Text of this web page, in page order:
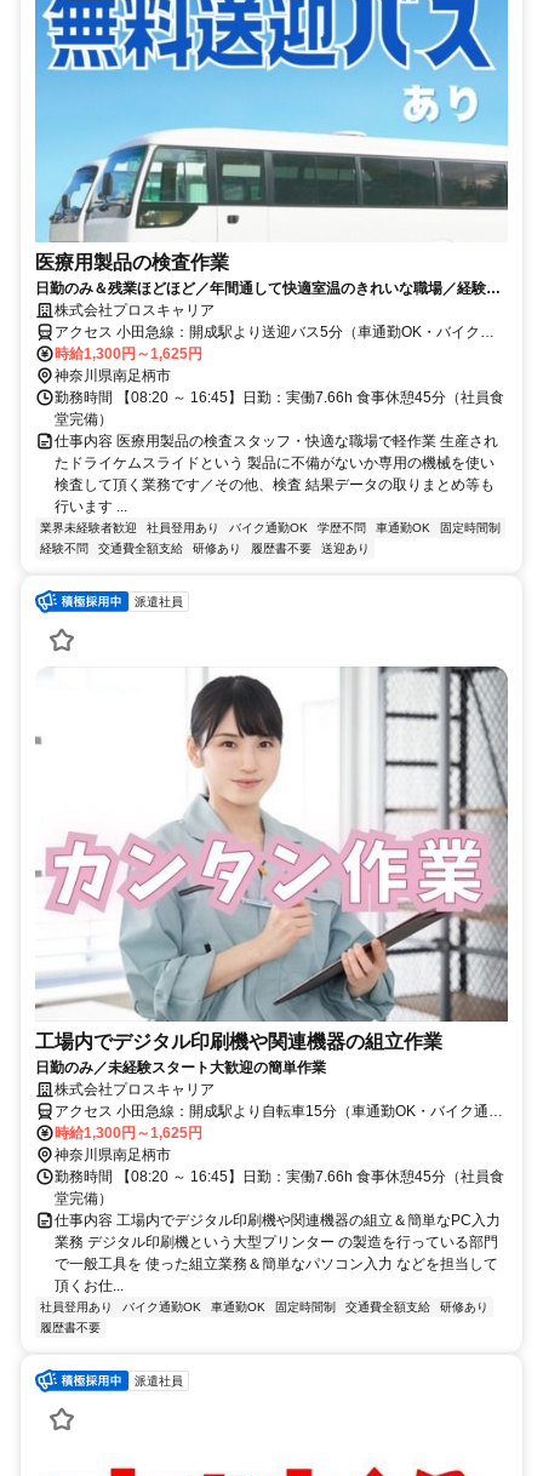
医療用製品の検査作業
日勤のみ＆残業ほどほど／年間通して快適室温のきれいな職場／経験不
問＆昇給あり
株式会社プロスキャリア
アクセス 小田急線：開成駅より送迎バス5分（車通勤OK・バイク通
勤OK！）
時給1,300円～1,625円
神奈川県南足柄市
勤務時間 【08:20 ～ 16:45】日勤：実働7.66h 食事休憩45分（社員食
堂完備）
仕事内容 医療用製品の検査スタッフ・快適な職場で軽作業 生産され
たドライケムスライドという 製品に不備がないか専用の機械を使い
検査して頂く業務です／その他、検査 結果データの取りまとめ等も
行います ...
業界未経験者歓迎 社員登用あり バイク通勤OK 学歴不問 車通勤OK
固定時間制
経験不問
交通費全額支給 研修あり 履歴書不要 送迎あり
派遣社員
工場内でデジタル印刷機や関連機器の組立作業
日勤のみ／未経験スタート大歓迎の簡単作業
株式会社プロスキャリア
アクセス 小田急線：開成駅より自転車15分（車通勤OK・バイク通勤
OK！）
時給1,300円～1,625円
神奈川県南足柄市
勤務時間 【08:20 ～ 16:45】日勤：実働7.66h 食事休憩45分（社員食
堂完備）
仕事内容 工場内でデジタル印刷機や関連機器の組立＆簡単なPC入力
業務 デジタル印刷機という大型プリンター の製造を行っている部門
で一般工具を 使った組立業務＆簡単なパソコン入力 などを担当して
頂くお仕...
社員登用あり バイク通勤OK 車通勤OK 固定時間制 交通費全額支給
研修あり
履歴書不要
派遣社員